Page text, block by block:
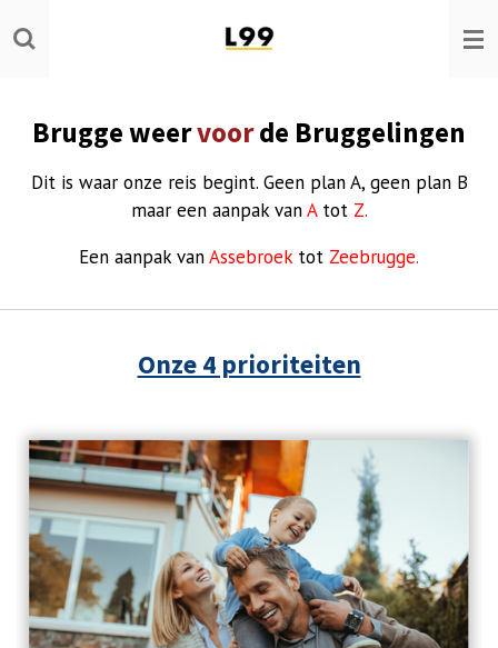
Ga
direct
hoofdinhoud
Brugge weervoorde Bruggelingen
Dit is waar onze reis begint. Geen plan A, geen plan B
maar een aanpak van A tot Z.
Een aanpak vanAssebroek tot Zeebrugge.
Onze 4 prioriteiten